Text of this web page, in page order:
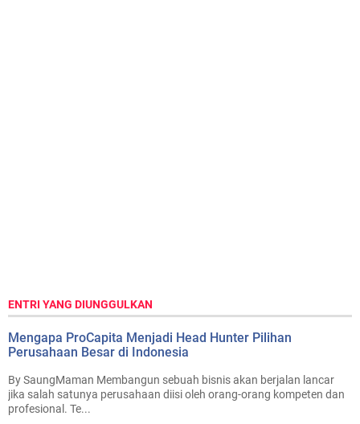
ENTRI YANG DIUNGGULKAN
Mengapa ProCapita Menjadi Head Hunter Pilihan
Perusahaan Besar di Indonesia
By SaungMaman Membangun sebuah bisnis akan berjalan lancar
jika salah satunya perusahaan diisi oleh orang-orang kompeten dan
profesional. Te...